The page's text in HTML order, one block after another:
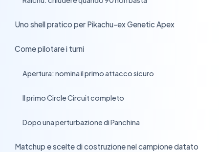
Uno shell pratico per Pikachu-ex Genetic Apex
Come pilotare i turni
Apertura: nomina il primo attacco sicuro
Il primo Circle Circuit completo
Dopo una perturbazione di Panchina
Matchup e scelte di costruzione nel campione datato